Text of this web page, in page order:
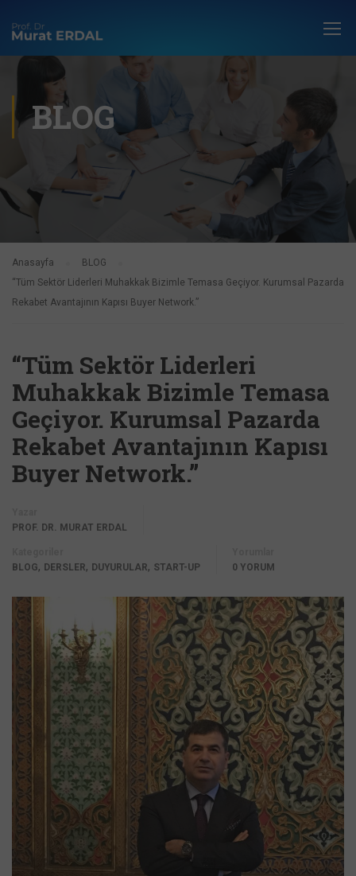
BLOG
Anasayfa
BLOG
“Tüm Sektör Liderleri Muhakkak Bizimle Temasa Geçiyor. Kurumsal Pazarda
Rekabet Avantajının Kapısı Buyer Network.”
“Tüm Sektör Liderleri
Muhakkak Bizimle Temasa
Geçiyor. Kurumsal Pazarda
Rekabet Avantajının Kapısı
Buyer Network.”
PROF. DR. MURAT ERDAL
BLOG, DERSLER, DUYURULAR, START-UP
0 YORUM